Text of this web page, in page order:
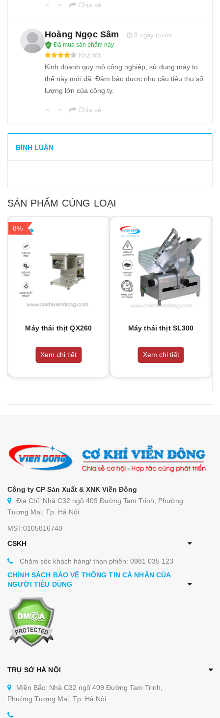
Chia sẻ
Hoàng Ngọc Sâm
8 ngày trước
Đã mua sản phẩm này
Khá tốt
Kinh doanh quy mô công nghiệp, sử dụng máy to
thế này mới đã. Đảm bảo được nhu cầu tiêu thụ số
lượng lớn của công ty.
Chia sẻ
BÌNH LUẬN
SẢN PHẨM CÙNG LOẠI
8%
Máy thái thịt QX260
Xem chi tiết
Máy thái thịt SL300
Xem chi tiết
Công ty CP Sản Xuất & XNK Viễn Đông
Địa Chỉ: Nhà C32 ngõ 409 Đường Tam Trinh, Phường
Tương Mai, Tp. Hà Nội
MST:0105816740
CSKH
Chăm sóc khách hàng/ than phiền: 0981 035 123
CHÍNH SÁCH BẢO VỆ THÔNG TIN CÁ NHÂN CỦA
NGƯỜI TIÊU DÙNG
TRỤ SỞ HÀ NỘI
Miền Bắc: Nhà C32 ngõ 409 Đường Tam Trinh,
Phường Tương Mai, Tp. Hà Nội